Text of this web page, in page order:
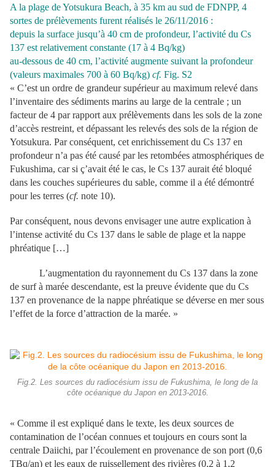
A la plage de Yotsukura Beach, à 35 km au sud de FDNPP, 4
sortes de prélèvements furent réalisés le 26/11/2016 :
depuis la surface jusqu’à 40 cm de profondeur, l’activité du Cs
137 est relativement constante (17 à 4 Bq/kg)
au-dessous de 40 cm, l’activité augmente suivant la profondeur
(valeurs maximales 700 à 60 Bq/kg) cf. Fig. S2
« C’est un ordre de grandeur supérieur au maximum relevé dans
l’inventaire des sédiments marins au large de la centrale ; un
facteur de 4 par rapport aux prélèvements dans les sols de la zone
d’accès restreint, et dépassant les relevés des sols de la région de
Yotsukura. Par conséquent, cet enrichissement du Cs 137 en
profondeur n’a pas été causé par les retombées atmosphériques de
Fukushima, car si ç’avait été le cas, le Cs 137 aurait été bloqué
dans les couches supérieures du sable, comme il a été démontré
pour les terres (cf. note 10).
Par conséquent, nous devons envisager une autre explication à
l’intense activité du Cs 137 dans le sable de plage et la nappe
phréatique […]
L’augmentation du rayonnement du Cs 137 dans la zone
de surf à marée descendante, est la preuve évidente que du Cs
137 en provenance de la nappe phréatique se déverse en mer sous
l’effet de la force d’attraction de la marée. »
Fig.2. Les sources du radiocésium issu de Fukushima, le long de la
côte océanique du Japon en 2013-2016.
« Comme il est expliqué dans le texte, les deux sources de
contamination de l’océan connues et toujours en cours sont la
centrale Daiichi, par l’écoulement en provenance de son port (0,6
TBq/an) et les eaux de ruissellement des rivières (0,2 à 1,2